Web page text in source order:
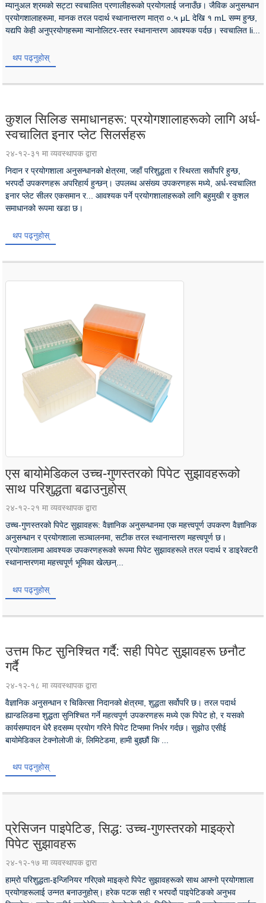
म्यानुअल श्रमको सट्टा स्वचालित प्रणालीहरूको प्रयोगलाई जनाउँछ। जैविक अनुसन्धान
प्रयोगशालाहरूमा, मानक तरल पदार्थ स्थानान्तरण मात्रा ०.५ μL देखि १ mL सम्म हुन्छ,
यद्यपि केही अनुप्रयोगहरूमा न्यानोलिटर-स्तर स्थानान्तरण आवश्यक पर्दछ। स्वचालित li...
थप पढ्नुहोस्
कुशल सिलिङ समाधानहरू: प्रयोगशालाहरूको लागि अर्ध-
स्वचालित इनार प्लेट सिलर्सहरू
२४-१२-३१ मा व्यवस्थापक द्वारा
निदान र प्रयोगशाला अनुसन्धानको क्षेत्रमा, जहाँ परिशुद्धता र स्थिरता सर्वोपरि हुन्छ,
भरपर्दो उपकरणहरू अपरिहार्य हुन्छन्। उपलब्ध असंख्य उपकरणहरू मध्ये, अर्ध-स्वचालित
इनार प्लेट सीलर एकसमान र... आवश्यक पर्ने प्रयोगशालाहरूको लागि बहुमुखी र कुशल
समाधानको रूपमा खडा छ।
थप पढ्नुहोस्
एस बायोमेडिकल उच्च-गुणस्तरको पिपेट सुझावहरूको
साथ परिशुद्धता बढाउनुहोस्
२४-१२-२१ मा व्यवस्थापक द्वारा
उच्च-गुणस्तरको पिपेट सुझावहरू: वैज्ञानिक अनुसन्धानमा एक महत्त्वपूर्ण उपकरण वैज्ञानिक
अनुसन्धान र प्रयोगशाला सञ्चालनमा, सटीक तरल स्थानान्तरण महत्त्वपूर्ण छ।
प्रयोगशालामा आवश्यक उपकरणहरूको रूपमा पिपेट सुझावहरूले तरल पदार्थ र डाइरेक्टरी
स्थानान्तरणमा महत्त्वपूर्ण भूमिका खेल्छन्...
थप पढ्नुहोस्
उत्तम फिट सुनिश्चित गर्दै: सही पिपेट सुझावहरू छनौट
गर्दै
२४-१२-१८ मा व्यवस्थापक द्वारा
वैज्ञानिक अनुसन्धान र चिकित्सा निदानको क्षेत्रमा, शुद्धता सर्वोपरि छ। तरल पदार्थ
ह्यान्डलिङमा शुद्धता सुनिश्चित गर्ने महत्वपूर्ण उपकरणहरू मध्ये एक पिपेट हो, र यसको
कार्यसम्पादन धेरै हदसम्म प्रयोग गरिने पिपेट टिप्समा निर्भर गर्दछ। सुझोउ एसीई
बायोमेडिकल टेक्नोलोजी कं, लिमिटेडमा, हामी बुझ्छौं कि ...
थप पढ्नुहोस्
प्रेसिजन पाइपेटिङ, सिद्ध: उच्च-गुणस्तरको माइक्रो
पिपेट सुझावहरू
२४-१२-१७ मा व्यवस्थापक द्वारा
हाम्रो परिशुद्धता-इन्जिनियर गरिएको माइक्रो पिपेट सुझावहरूको साथ आफ्नो प्रयोगशाला
प्रयोगहरूलाई उन्नत बनाउनुहोस्। हरेक पटक सही र भरपर्दो पाइपेटिङको अनुभव